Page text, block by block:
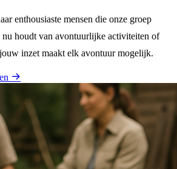
enthousiaste mensen die onze groep
houdt van avontuurlijke activiteiten of
inzet maakt elk avontuur mogelijk.